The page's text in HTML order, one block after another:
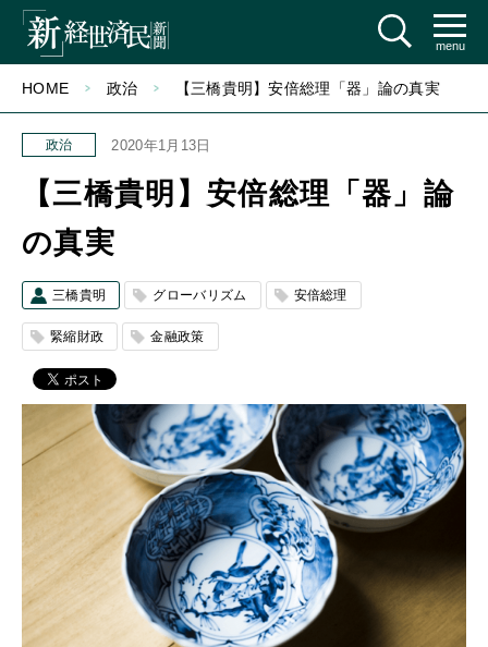
menu
HOME 政治 【三橋貴明】安倍総理「器」論の真実
政治 2020年1月13日
【三橋貴明】安倍総理「器」論
の真実
三橋貴明 グローバリズム 安倍総理
緊縮財政 金融政策